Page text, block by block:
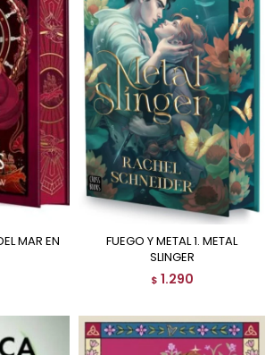
FUEGO Y METAL 1. METAL
SLINGER
$ 1.290